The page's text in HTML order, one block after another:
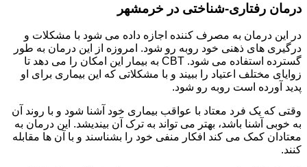
درمان رفتاری-شناختی در خرمشهر
در این درمان به مصرف کننده اجازه داده می شود با مشکلات و
درگیری های ذهنی خود روبه رو شود. امروزه از این درمان به طور
گسترده استفاده می شود. CBT به بیمار این امکان را می دهد تا
زوایای مختلف اعتیاد را ببیند و با مشکلاتی که این بیماری برای او
پدید آورده است روبه رو شود.
وقتی که یک فرد معتاد با عواقب بیماری خود آشنا شود و با روند آن
به خوبی آشنا باشد، بهتر می تواند به ترک آن بیندیشد. این درمان به
معتادان کمک می کند افکار منفی خود را بشناسند و با آن ها مقابله
کنند.